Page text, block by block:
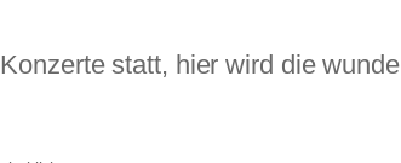
statt, hier wird die